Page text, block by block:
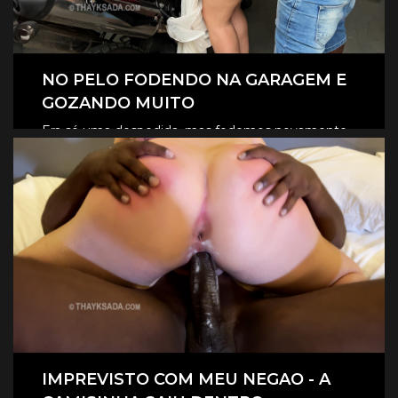
NO PELO FODENDO NA GARAGEM E
GOZANDO MUITO
Era só uma despedida, mas fodemos novamente
na garagem, e claro que foi no pelo, eles
revesaram gozar dentro de mim.
CLIQUE AQUI E ASSISTA
IMPREVISTO COM MEU NEGAO - A